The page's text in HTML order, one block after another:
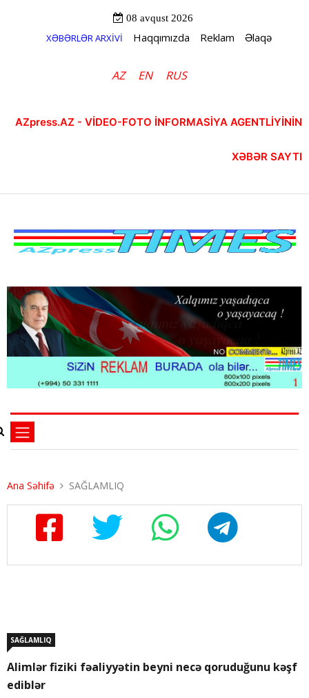
08 avqust 2026
XƏBƏRLƏR ARXİVİ Haqqımızda Reklam Əlaqə
AZ EN RUS
AZpress.AZ - VİDEO-FOTO İNFORMASİYA AGENTLİYİNİN
XƏBƏR SAYTI
Ana Səhifə SAĞLAMLIQ
SAĞLAMLIQ
Alimlər fiziki fəaliyyətin beyni necə qoruduğunu kəşf
ediblər